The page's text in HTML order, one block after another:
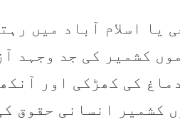
یا اسلام آباد میں
کشمیر کی جد وجہد
کی کھڑکی اور
کشمیر انسانی حقوق